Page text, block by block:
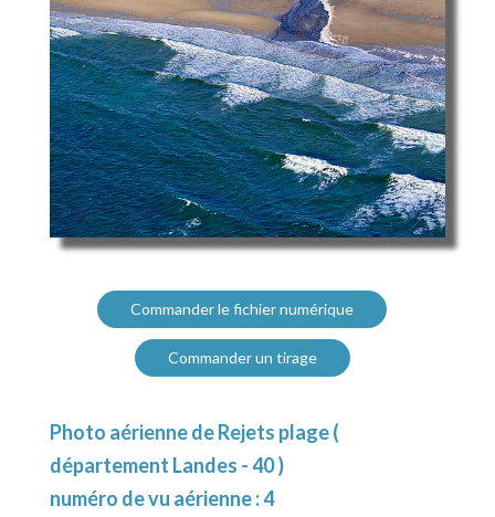
Commander le fichier numérique
Commander un tirage
Photo aérienne de Rejets plage (
département Landes - 40 )
numéro de vu aérienne : 4